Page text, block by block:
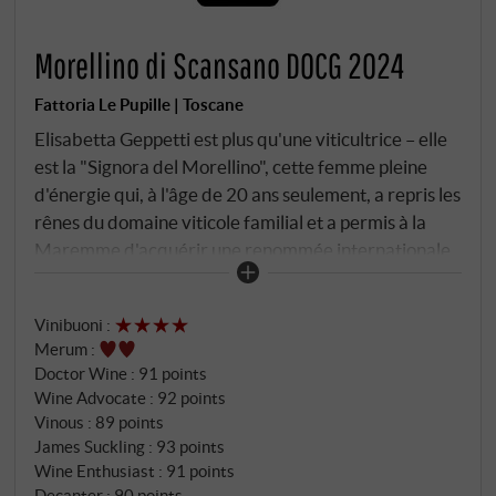
Morellino di Scansano DOCG 2024
Fattoria Le Pupille | Toscane
Elisabetta Geppetti est plus qu'une viticultrice – elle
est la "Signora del Morellino", cette femme pleine
d'énergie qui, à l'âge de 20 ans seulement, a repris les
rênes du domaine viticole familial et a permis à la
Maremme d'acquérir une renommée internationale.
En vinifiant le premier Morellino en 1985, elle a posé
poursuit encore aujourd'hui. Ce vin est la carte de
visite quantitative et qualitative de Le Pupille – une
expression constante et authentique du terroir entre
Pereta et Magliano en Toscane. Le Morellino associe
le sangiovese (90%) à l'alicante et au ciliegiolo
autochtone (5% chacun) provenant de vignobles
Vinibuoni :
Merum :
Doctor Wine : 91 points
Wine Advocate : 92 points
Vinous : 89 points
James Suckling : 93 points
Wine Enthusiast : 91 points